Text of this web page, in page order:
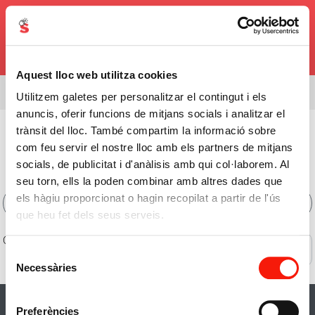
Aquest lloc web utilitza cookies
Utilitzem galetes per personalitzar el contingut i els
anuncis, oferir funcions de mitjans socials i analitzar el
trànsit del lloc. També compartim la informació sobre
com feu servir el nostre lloc amb els partners de mitjans
socials, de publicitat i d'anàlisis amb qui col·laborem. Al
seu torn, ells la poden combinar amb altres dades que
els hàgiu proporcionat o hagin recopilat a partir de l'ús
que heu fet dels seus serveis.
consentiment
Necessàries
Preferències
0,00€
Estàs veient l'assortiment de08338
Fruita I Verdura > Fruita Exòtica Xirimoia
Comprar Xirimoia Online
Filtres
0 de 0 productes